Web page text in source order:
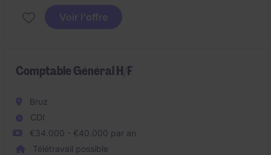
groupe.
l'autonomie et l'amélioration continue sont
Voir l'offre
Comptable Général H/F
Bruz
CDI
€34.000 - €40.000 par an
Télétravail possible